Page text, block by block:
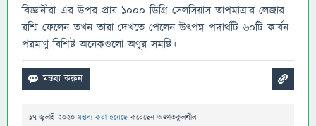
বিজ্ঞানীরা এর উপর প্রায় ১০০০ ডিগ্রি সেলসিয়াস তাপমাত্রার লেজার
রশ্মি ফেলেন তখন তারা দেখতে পেলেন উৎপন্ন পদার্থটি ৬০টি কার্বন
পরমাণু বিশিষ্ট অনেকগুলো অণুর সমষ্টি।
17 জুলাই 2020 মন্তব্য করা হয়েছেকরেছেনঅজ্ঞাতকুলশীল